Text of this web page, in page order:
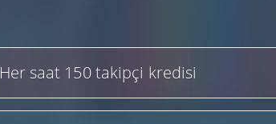
Her saat 150 takipçi kredisi